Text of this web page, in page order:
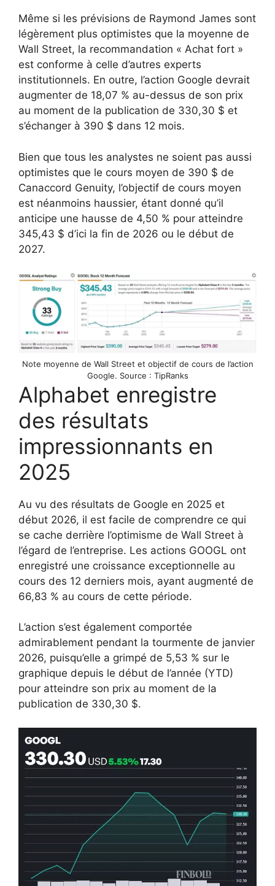
Même si les prévisions de Raymond James sont
légèrement plus optimistes que la moyenne de
Wall Street, la recommandation « Achat fort »
est conforme à celle d’autres experts
institutionnels. En outre, l’action Google devrait
augmenter de 18,07 % au-dessus de son prix
au moment de la publication de 330,30 $ et
s’échanger à 390 $ dans 12 mois.
Bien que tous les analystes ne soient pas aussi
optimistes que le cours moyen de 390 $ de
Canaccord Genuity, l’objectif de cours moyen
est néanmoins haussier, étant donné qu’il
anticipe une hausse de 4,50 % pour atteindre
345,43 $ d’ici la fin de 2026 ou le début de
2027.
Note moyenne de Wall Street et objectif de cours de l’action
Google. Source : TipRanks
Alphabet enregistre
des résultats
impressionnants en
2025
Au vu des résultats de Google en 2025 et
début 2026, il est facile de comprendre ce qui
se cache derrière l’optimisme de Wall Street à
l’égard de l’entreprise. Les actions GOOGL ont
enregistré une croissance exceptionnelle au
cours des 12 derniers mois, ayant augmenté de
66,83 % au cours de cette période.
L’action s’est également comportée
admirablement pendant la tourmente de janvier
2026, puisqu’elle a grimpé de 5,53 % sur le
graphique depuis le début de l’année (YTD)
pour atteindre son prix au moment de la
publication de 330,30 $.